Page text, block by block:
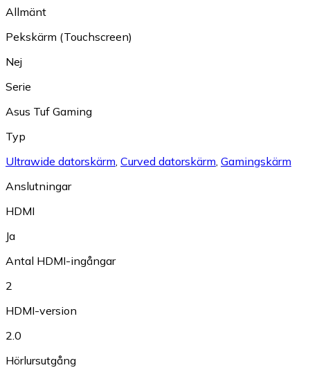
Allmänt
Pekskärm (Touchscreen)
Nej
Serie
Asus Tuf Gaming
Typ
Ultrawide datorskärm Curved datorskärm Gamingskärm
Anslutningar
HDMI
Ja
Antal HDMI-ingångar
2
HDMI-version
2.0
Hörlursutgång